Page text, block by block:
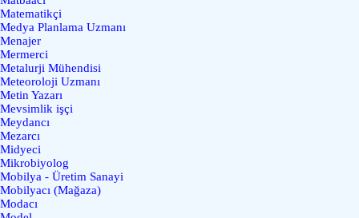
Matematikçi
Medya Planlama Uzmanı
Menajer
Mermerci
Metalurji Mühendisi
Meteoroloji Uzmanı
Metin Yazarı
Mevsimlik işçi
Meydancı
Mezarcı
Midyeci
Mikrobiyolog
Mobilya - Üretim Sanayi
Mobilyacı (Mağaza)
Modacı